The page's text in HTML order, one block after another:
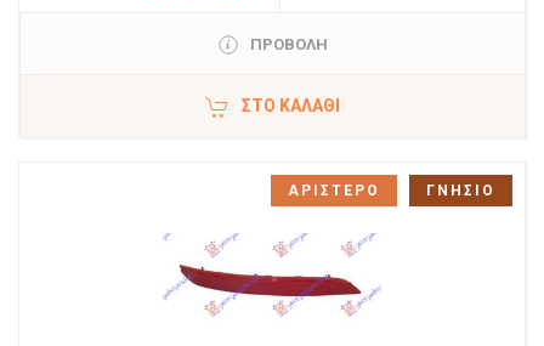
ΠΡΟΒΟΛΗ
ΣΤΟ ΚΑΛΆΘΙ
ΑΡΙΣΤΕΡΟ ΓΝΗΣΙΟ